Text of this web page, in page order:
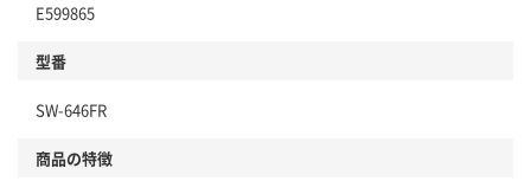
E599865
型番
SW-646FR
商品の特徴